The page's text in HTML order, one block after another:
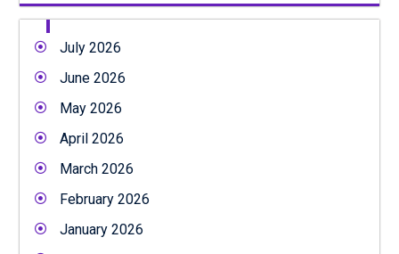
July 2026
June 2026
May 2026
April 2026
March 2026
February 2026
January 2026